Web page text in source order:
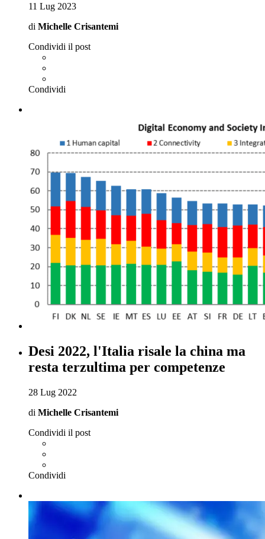
11 Lug 2023
di Michelle Crisantemi
Condividi il post
Condividi
Desi 2022, l'Italia risale la china ma
resta terzultima per competenze
28 Lug 2022
di Michelle Crisantemi
Condividi il post
Condividi